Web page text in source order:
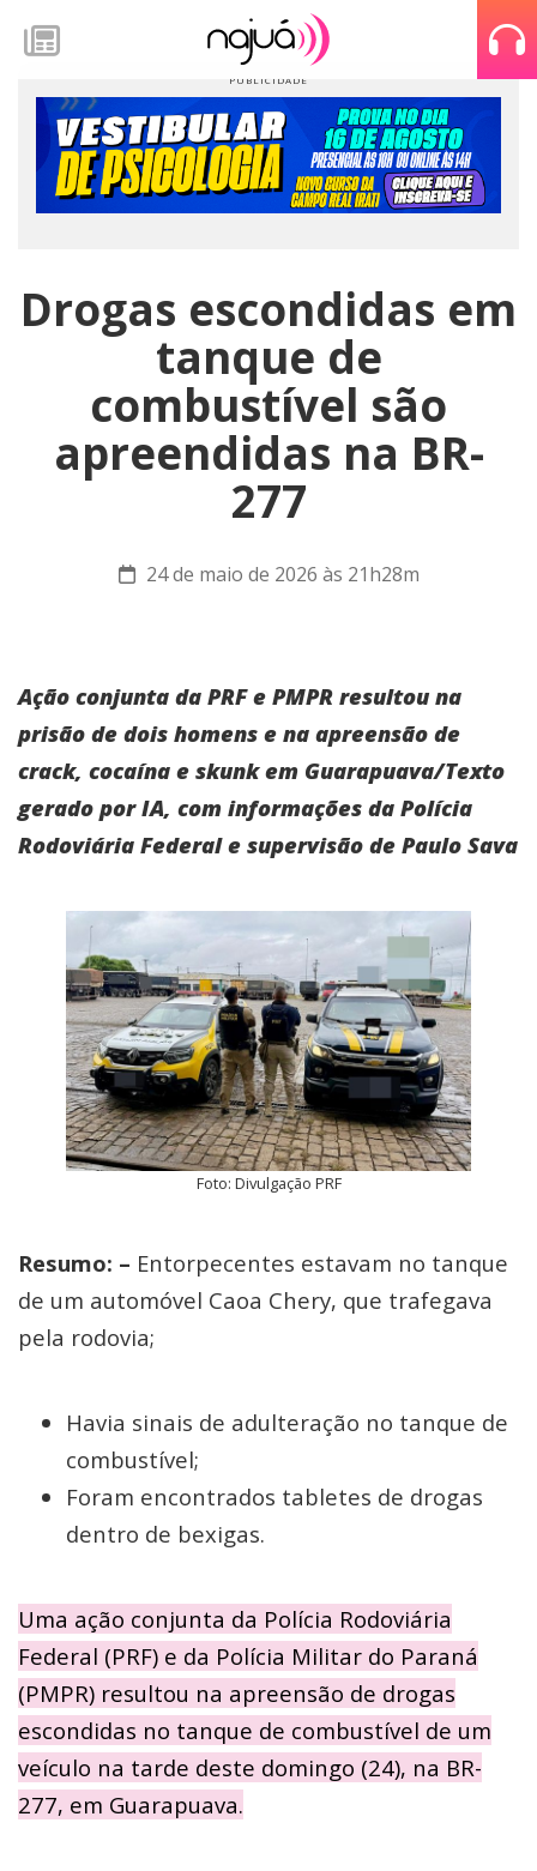
Drogas escondidas em
tanque de
combustível são
apreendidas na BR-
277
24 de maio de 2026 às 21h28m
Ação conjunta da PRF e PMPR resultou na
prisão de dois homens e na apreensão de
crack, cocaína e skunk em Guarapuava/Texto
gerado por IA, com informações da Polícia
Rodoviária Federal e supervisão de Paulo Sava
Foto: Divulgação PRF
Resumo: – Entorpecentes estavam no tanque
de um automóvel Caoa Chery, que trafegava
pela rodovia;
Havia sinais de adulteração no tanque de
combustível;
Foram encontrados tabletes de drogas
dentro de bexigas.
Uma ação conjunta da Polícia Rodoviária
Federal (PRF) e da Polícia Militar do Paraná
(PMPR) resultou na apreensão de drogas
escondidas no tanque de combustível de um
veículo na tarde deste domingo (24), na BR-
277, em Guarapuava.